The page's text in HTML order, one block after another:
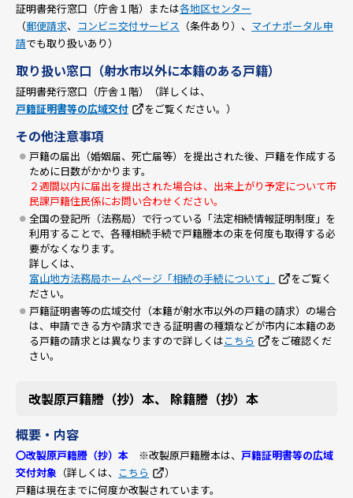
証明書発行窓口（庁舎１階）または各地区センター
（郵便請求、 コンビニ交付サービス （条件あり）、 マイナポータル申
請でも取り扱いあり）
取り扱い窓口（射水市以外に本籍のある戸籍）
証明書発行窓口（庁舎１階）（詳しくは、
戸籍証明書等の広域交付
をご覧ください。）
その他注意事項
戸籍の届出（婚姻届、死亡届等）を提出された後、戸籍を作成する
ために日数がかかります。
２週間以内に届出を提出された場合は、出来上がり予定について市
民課戸籍住民係にお問い合わせください。
全国の登記所（法務局）で行っている「法定相続情報証明制度」を
利用することで、各種相続手続で戸籍謄本の束を何度も取得する必
要がなくなります。
詳しくは、
富山地方法務局ホームページ「相続の手続について」
をご覧く
ださい。
戸籍証明書等の広域交付（本籍が射水市以外の戸籍の請求）の場合
は、申請できる方や請求できる証明書の種類などが市内に本籍のあ
る戸籍の請求とは異なりますので詳しくはこちら
をご確認くだ
さい。
改製原戸籍謄（抄）本、 除籍謄（抄）本
概要・内容
〇改製原戸籍謄（抄）本 ※改製原戸籍謄本は、 戸籍証明書等の広域
交付対象 （詳しくは、 こちら
）
戸籍は現在までに何度か改製されています。